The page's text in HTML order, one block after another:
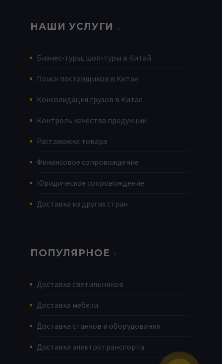
НАШИ УСЛУГИ
Бизнес-туры, шоп-туры в Китай
Поиск поставщиков в Китае
Консолидация грузов в Китае
Контроль качества продукции
Растаможка товара
Финансовое сопровождение
Юридическое сопровождение
Доставка из других стран
ПОПУЛЯРНОЕ
Доставка светильников
Доставка мебели
Доставка станков и оборудования
Доставка электротранспорта